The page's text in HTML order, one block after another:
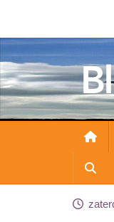
naar
de
inhoud
gaan